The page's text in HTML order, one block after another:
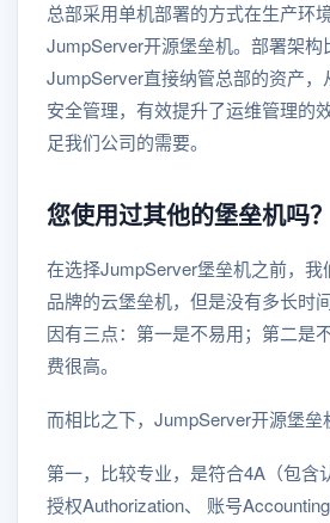
总部采用单机部署的方式在生产环
JumpServer开源堡垒机。部署架构
JumpServer直接纳管总部的资产，
安全管理，有效提升了运维管理的
足我们公司的需要。
您使用过其他的堡垒机吗？
在选择JumpServer堡垒机之前，我
品牌的云堡垒机，但是没有多长时
因有三点：第一是不易用；第二是
费很高。
而相比之下，JumpServer开源堡垒
第一，比较专业，是符合4A（包含
授权Authorization、 账号